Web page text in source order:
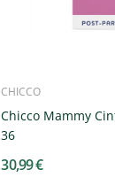
CHICCO
Chicco Mammy
36
30,99 €